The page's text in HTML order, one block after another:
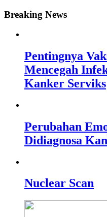
Breaking News
Pentingnya
Mencegah
Kanker Serviks
Perubahan
Didiagnosa
Nuclear Scan